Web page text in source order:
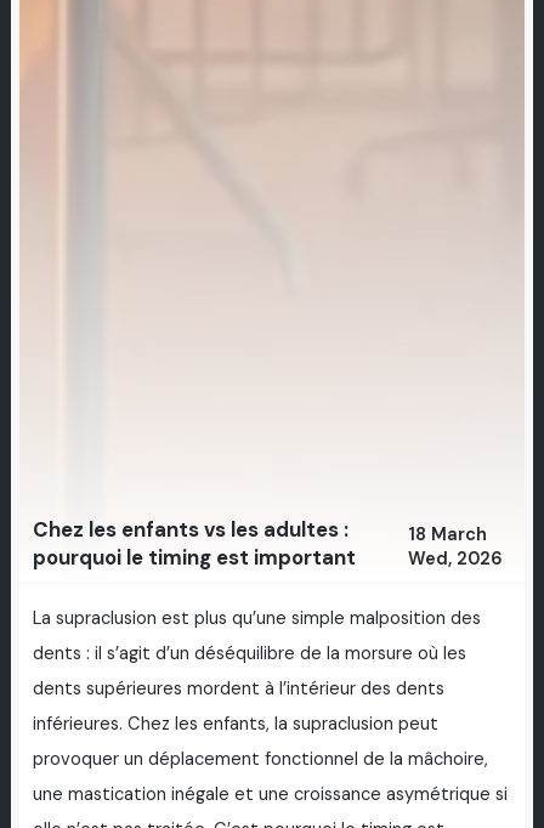
Chez les enfants vs les adultes :
pourquoi le timing est important
18 March
Wed, 2026
La supraclusion est plus qu’une simple malposition des
dents : il s’agit d’un déséquilibre de la morsure où les
dents supérieures mordent à l’intérieur des dents
inférieures. Chez les enfants, la supraclusion peut
provoquer un déplacement fonctionnel de la mâchoire,
une mastication inégale et une croissance asymétrique si